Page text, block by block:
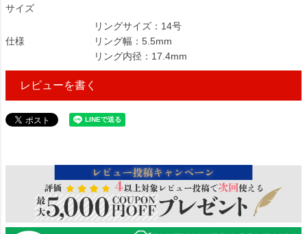
サイズ
仕様
リングサイズ：14号
リング幅：5.5mm
リング内径：17.4mm
レビューを書く